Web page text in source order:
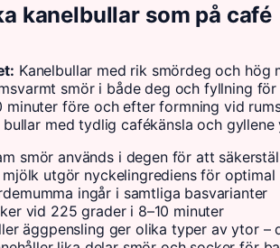
kanelbullar som på café
Kanelbullar med rik smördeg och hög
smör i både deg och fyllning
minuter före och efter formning vid
med tydlig cafékänsla och gyllene
smör används i degen för att
utgör nyckelingrediens för optimal
ingår i samtliga basvarianter
vid 225 grader i 8–10 minuter
äggpensling ger olika typer av ytor